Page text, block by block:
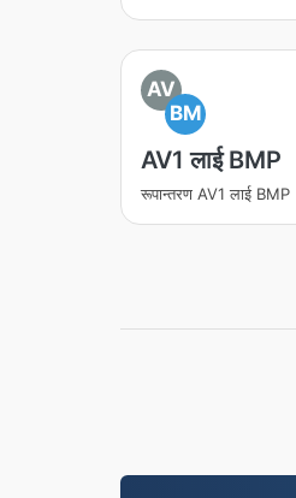
AV
BM
AV1 लाई BMP
रूपान्तरण AV1 लाई BMP